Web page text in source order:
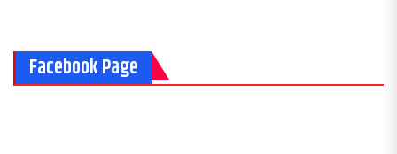
Facebook Page